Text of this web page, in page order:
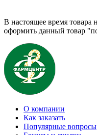
В настоящее время
оформить данный товар
О компании
Как заказать
Популярные вопросы